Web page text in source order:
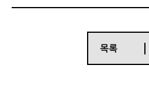
6. 지원방법
3) 제출서류 : 지정양식(입사지원
목록